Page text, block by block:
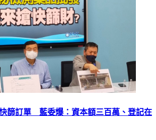
篩訂單 藍委爆：資本額三百萬、登記在